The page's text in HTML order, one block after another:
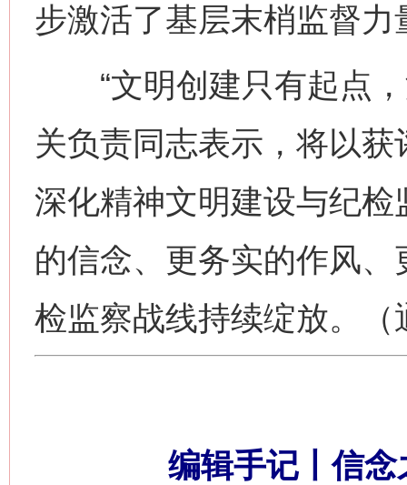
步激活了基层末梢监督力
“文明创建只有起点，
关负责同志表示，将以
深化精神文明建设与纪
的信念、更务实的作风
检监察战线持续绽放。
编辑手记丨信